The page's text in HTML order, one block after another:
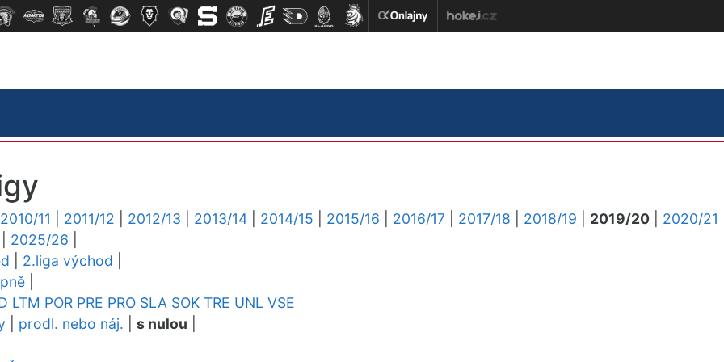
2010/11 2011/12 2012/13 2013/14 2014/15 2015/16 2016/17 2017/18 2018/19 2019/20
2020/21
2025/26
2.liga východ
LTM POR PRE PRO SLA SOK TRE UNL VSE
prodl. nebo náj. s nulou